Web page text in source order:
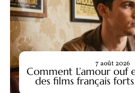
Comment L’amour ouf
des films français
7 août 2026